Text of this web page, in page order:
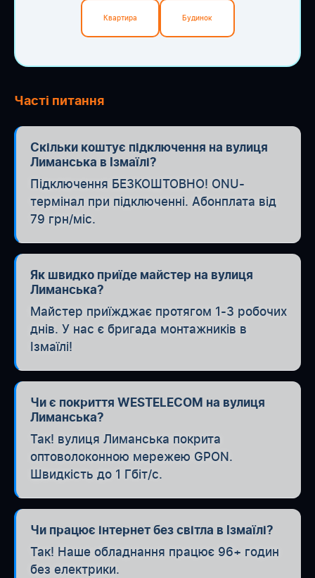
Квартира Будинок
Часті питання
Скільки коштує підключення на вулиця
Лиманська в Ізмаїлі?
Підключення БЕЗКОШТОВНО! ONU-
термінал при підключенні. Абонплата від
79 грн/міс.
Як швидко приїде майстер на вулиця
Лиманська?
Майстер приїжджає протягом 1-3 робочих
днів. У нас є бригада монтажників в
Ізмаїлі!
Чи є покриття WESTELECOM на вулиця
Лиманська?
Так! вулиця Лиманська покрита
оптоволоконною мережею GPON.
Швидкість до 1 Гбіт/с.
Чи працює інтернет без світла в Ізмаїлі?
Так! Наше обладнання працює 96+ годин
без електрики.